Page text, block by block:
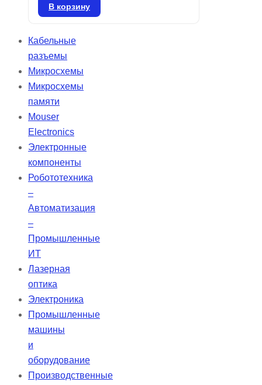
ультрафиолетового плавленого
высокой плоскостностью
В корзину
Кабельные
разъемы
Микросхемы
Микросхемы
памяти
Mouser
Electronics
Электронные
компоненты
Робототехника
–
Автоматизация
–
Промышленные
ИТ
Лазерная
оптика
Электроника
Промышленные
машины
и
оборудование
Производственные